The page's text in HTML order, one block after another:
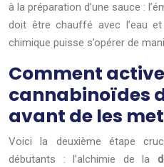
à la préparation d’une sauce :
doit être chauffé avec l’eau
chimique puisse s’opérer de
Comment
cannabinoïdes
avant de les
Voici la deuxième étape
débutants : l’alchimie de la